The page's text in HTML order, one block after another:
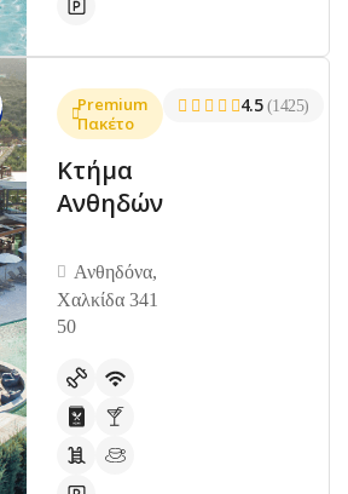
Premium
Πακέτο
Κτήμα
Ανθηδών
Ανθηδόνα,
Χαλκίδα 341
50
4.5 (1425)